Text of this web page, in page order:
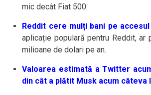
mic decât Fiat 500.
Reddit cere mulți bani pe accesul
aplicație populară pentru Reddit, ar
milioane de dolari pe an.
Valoarea estimată a Twitter
din cât a plătit Musk acum câteva